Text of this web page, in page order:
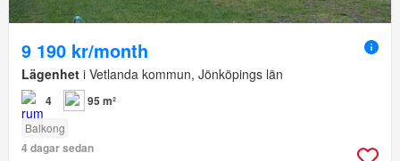
9 190 kr/month
Lägenhet i Vetlanda kommun, Jönköpings län
4 95 m²
Balkong
4 dagar sedan